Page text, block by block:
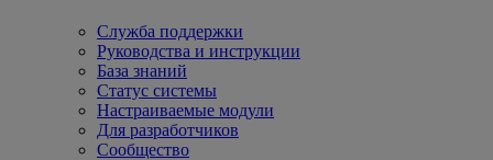
Служба поддержки
Руководства и инструкции
База знаний
Статус системы
Настраиваемые модули
Для разработчиков
Сообщество